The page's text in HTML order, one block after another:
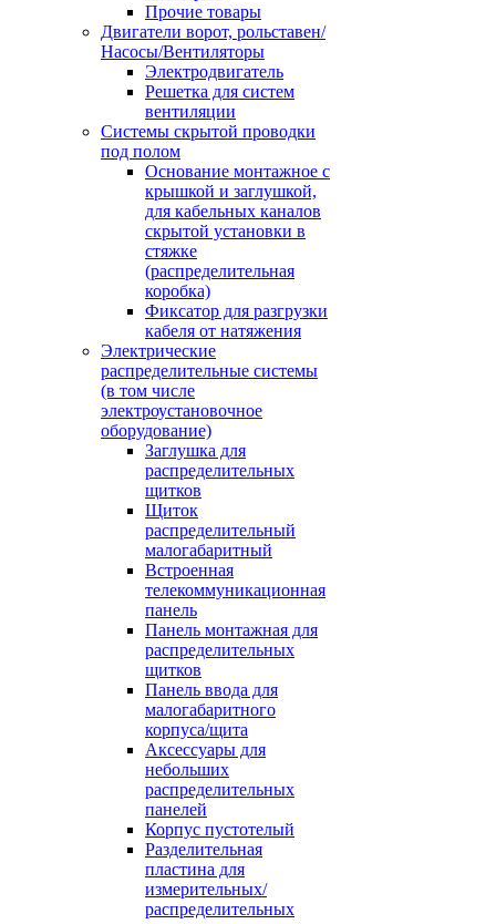
Прочие товары
Двигатели ворот, рольставен/
Насосы/Вентиляторы
Электродвигатель
Решетка для систем
вентиляции
Системы скрытой проводки
под полом
Основание монтажное с
крышкой и заглушкой,
для кабельных каналов
скрытой установки в
стяжке
(распределительная
коробка)
Фиксатор для разгрузки
кабеля от натяжения
Электрические
распределительные системы
(в том числе
электроустановочное
оборудование)
Заглушка для
распределительных
щитков
Щиток
распределительный
малогабаритный
Встроенная
телекоммуникационная
панель
Панель монтажная для
распределительных
щитков
Панель ввода для
малогабаритного
корпуса/щита
Аксессуары для
небольших
распределительных
панелей
Корпус пустотелый
Разделительная
пластина для
измерительных/
распределительных